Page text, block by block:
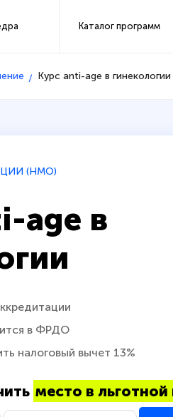
Каталог программ
Курс anti-age в гинекологии
(НМО)
age в
в ФРДО
налоговый вычет 13%
место в льготной